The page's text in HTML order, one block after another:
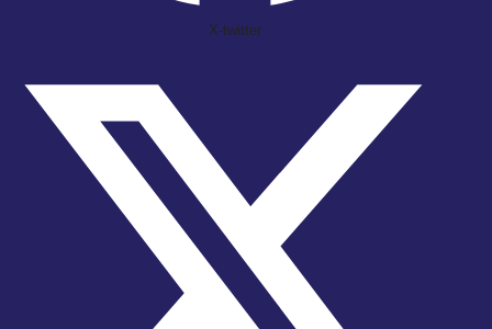
X-twitter